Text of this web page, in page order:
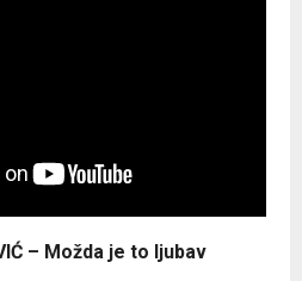
– Možda je to ljubav